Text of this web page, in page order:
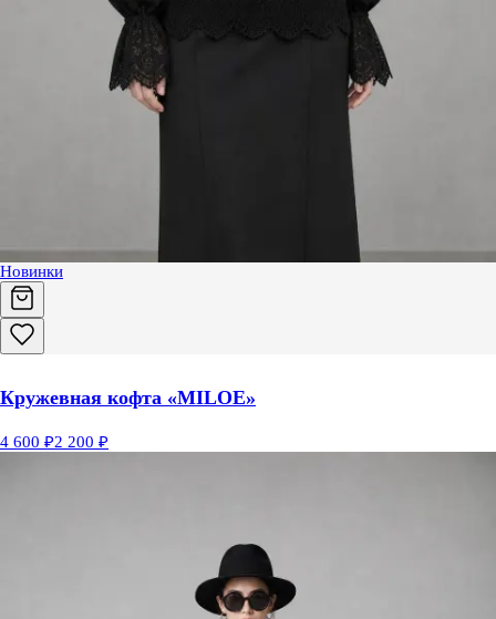
Новинки
Кружевная кофта «MILOE»
4 600 ₽2 200 ₽